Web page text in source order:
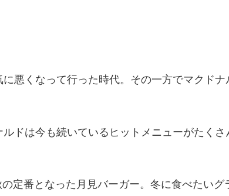
悪くなって行った時代。その一方でマクドナ
ドは今も続いているヒットメニューがたくさ
定番となった月見バーガー。冬に食べたいグ